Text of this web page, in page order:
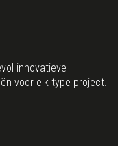
innovatieve
voor elk type project.